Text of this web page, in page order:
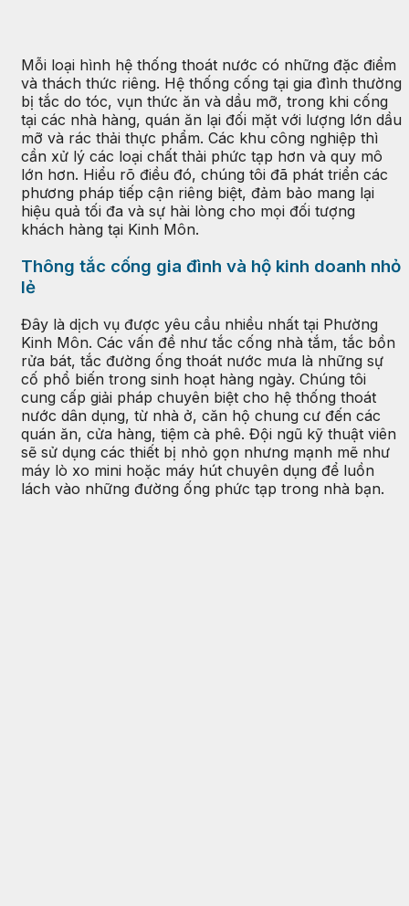
Mỗi loại hình hệ thống thoát nước có những đặc điểm
và thách thức riêng. Hệ thống cống tại gia đình thường
bị tắc do tóc, vụn thức ăn và dầu mỡ, trong khi cống
tại các nhà hàng, quán ăn lại đối mặt với lượng lớn dầu
mỡ và rác thải thực phẩm. Các khu công nghiệp thì
cần xử lý các loại chất thải phức tạp hơn và quy mô
lớn hơn. Hiểu rõ điều đó, chúng tôi đã phát triển các
phương pháp tiếp cận riêng biệt, đảm bảo mang lại
hiệu quả tối đa và sự hài lòng cho mọi đối tượng
khách hàng tại Kinh Môn.
Thông tắc cống gia đình và hộ kinh doanh nhỏ
lẻ
Đây là dịch vụ được yêu cầu nhiều nhất tại Phường
Kinh Môn. Các vấn đề như tắc cống nhà tắm, tắc bồn
rửa bát, tắc đường ống thoát nước mưa là những sự
cố phổ biến trong sinh hoạt hàng ngày. Chúng tôi
cung cấp giải pháp chuyên biệt cho hệ thống thoát
nước dân dụng, từ nhà ở, căn hộ chung cư đến các
quán ăn, cửa hàng, tiệm cà phê. Đội ngũ kỹ thuật viên
sẽ sử dụng các thiết bị nhỏ gọn nhưng mạnh mẽ như
máy lò xo mini hoặc máy hút chuyên dụng để luồn
lách vào những đường ống phức tạp trong nhà bạn.